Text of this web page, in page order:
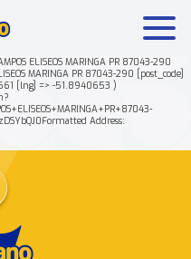
ELISEOS MARINGA PR 87043-290
MARINGA PR 87043-290 [post_code]
[lng] => -51.8940653 )
Address:
Rende +